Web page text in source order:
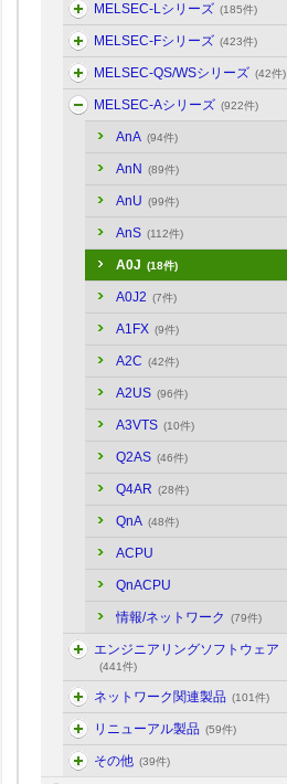
MELSEC-Lシリーズ (185件)
MELSEC-Fシリーズ (423件)
MELSEC-QS/WSシリーズ (42件)
MELSEC-Aシリーズ (922件)
AnA (94件)
AnN (89件)
AnU (99件)
AnS (112件)
A0J (18件)
A0J2 (7件)
A1FX (9件)
A2C (42件)
A2US (96件)
A3VTS (10件)
Q2AS (46件)
Q4AR (28件)
QnA (48件)
ACPU
QnACPU
情報/ネットワーク (79件)
エンジニアリングソフトウェア
(441件)
ネットワーク関連製品 (101件)
リニューアル製品 (59件)
その他 (39件)